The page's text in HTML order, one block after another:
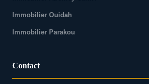
Immobilier Ouidah
Immobilier Parakou
Contact